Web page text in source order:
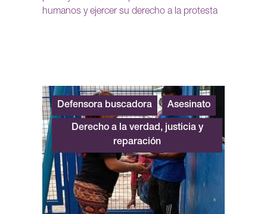
humanos y ejercer su derecho a la protesta
Defensora buscadora Asesinato
Derecho a la verdad, justicia y
reparación